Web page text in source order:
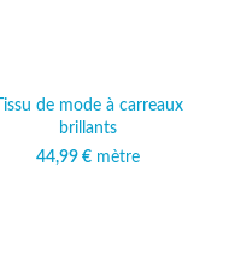
Tissu de mode à carreaux
brillants
44,99 € mètre